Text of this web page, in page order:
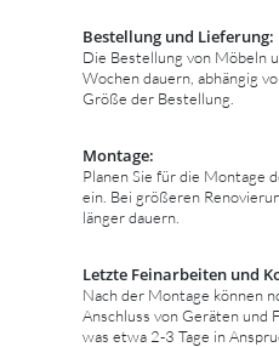
Bestellung und Lieferung:
Die Bestellung von Möbeln
Wochen dauern, abhängig
Größe der Bestellung.
Montage:
Planen Sie für die Montage
ein. Bei größeren
länger dauern.
Letzte Feinarbeiten und
Nach der Montage können
Anschluss von Geräten und
was etwa 2-3 Tage in